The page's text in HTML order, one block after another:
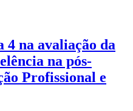
4 na avaliação da
na pós-
Profissional e